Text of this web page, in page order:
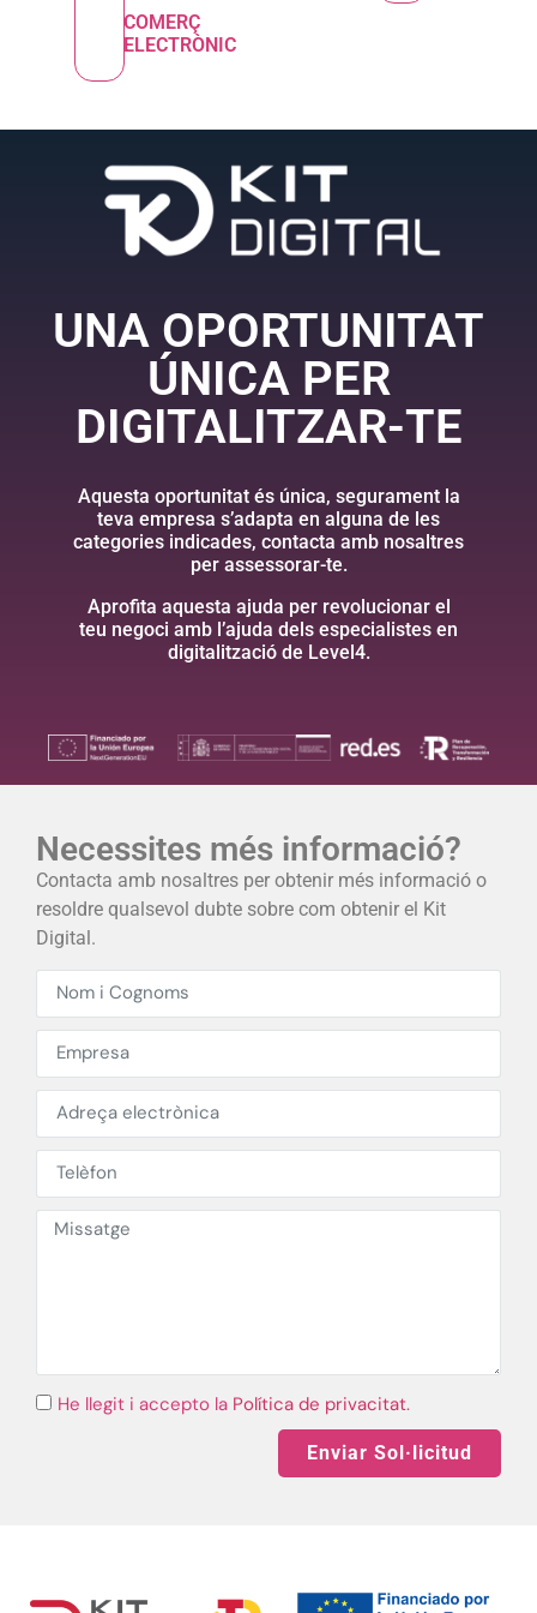
COMERÇ
ELECTRÒNIC
UNA OPORTUNITAT
ÚNICA PER
DIGITALITZAR-TE
Aquesta oportunitat és única, segurament la
teva empresa s’adapta en alguna de les
categories indicades, contacta amb nosaltres
per assessorar-te.
Aprofita aquesta ajuda per revolucionar el
teu negoci amb l’ajuda dels especialistes en
digitalització de Level4.
Necessites més informació?
Contacta amb nosaltres per obtenir més informació o
resoldre qualsevol dubte sobre com obtenir el Kit
Digital.
He llegit i accepto la Política de privacitat.
Enviar Sol·licitud